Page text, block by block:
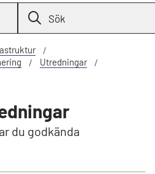
Sök
Utredningar
du godkända